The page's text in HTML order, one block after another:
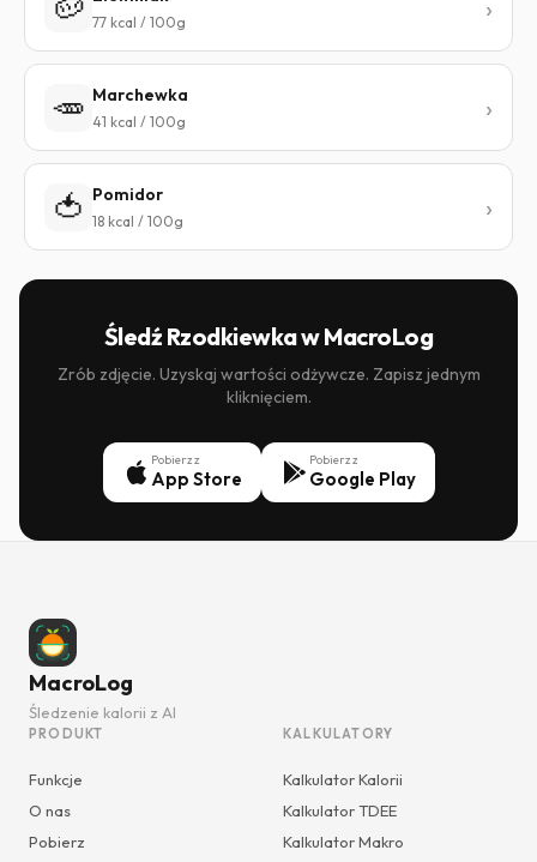
77 kcal / 100g
🥕 Marchewka
41 kcal / 100g
🍅 Pomidor
18 kcal / 100g
Śledź Rzodkiewka w MacroLog
Zrób zdjęcie. Uzyskaj wartości odżywcze. Zapisz jednym
kliknięciem.
Pobierz z
App Store
Pobierz z
Google Play
MacroLog
Śledzenie kalorii z AI
PRODUKT
Funkcje
O nas
Pobierz
KALKULATORY
Kalkulator Kalorii
Kalkulator TDEE
Kalkulator Makro